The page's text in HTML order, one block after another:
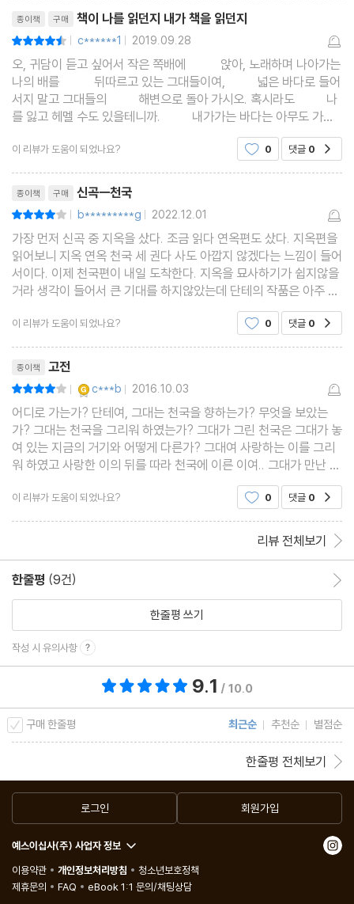
종이책 구매 책이 나를 읽던지 내가 책을 읽던지
| c******1 | 2019.09.28
오, 귀담이 듣고 싶어서 작은 쪽배에 앉아, 노래하며 나아가는
나의 배를 뒤따르고 있는 그대들이여, 넓은 바다로 들어
서지 말고 그대들의 해변으로 돌아 가시오. 혹시라도 나
를 잃고 헤멜 수도 있을테니까. 내가가는 바다는 아무도 가본
적이 없으니, 미네르바가 바람을 일으키고 아폴론이 이끌며,
이 리뷰가 도움이 되었나요? 0 댓글 0
종이책 구매 신곡ㅡ천국
| b*********g | 2022.12.01
가장 먼저 신곡 중 지옥을 샀다. 조금 읽다 연옥편도 샀다. 지옥편을
읽어보니 지옥 연옥 천국 세 권다 사도 아깝지 않겠다는 느낌이 들어
서이다. 이제 천국편이 내일 도착한다. 지옥을 묘사하기가 쉽지않을
거라 생각이 들어서 큰 기대를 하지않았는데 단테의 작품은 아주 뛰
뛰어난데 연옥 천국으로 갈수록
이 리뷰가 도움이 되었나요? 0 댓글 0
종이책 고전
| c***b | 2016.10.03
어디로 가는가? 단테여, 그대는 천국을 향하는가? 무엇을 보았는
가? 그대는 천국을 그리워 하였는가? 그대가 그린 천국은 그대가 놓
여 있는 지금의 거기와 어떻게 다른가? 그대여 사랑하는 이를 그리
워 하였고 사랑한 이의 뒤를 따라 천국에 이른 이여.. 그대가 만난 사
랑은 천국보다 더 아름다운가? 아!! 단테여 그대의 답을 기다리는
나에게 어서 답을 하여 주어라.. 그대여 단테 지금
이 리뷰가 도움이 되었나요? 0 댓글 0
리뷰 전체보기
한줄평 (9건)
한줄평 쓰기
작성 시 유의사항
9.1 / 10.0
구매 한줄평 최근순 추천순 별점순
한줄평 전체보기
로그인 회원가입
예스이십사(주) 사업자 정보
이용약관
개인정보처리방침
청소년보호정책
제휴문의
FAQ eBook 1:1 문의/채팅상담